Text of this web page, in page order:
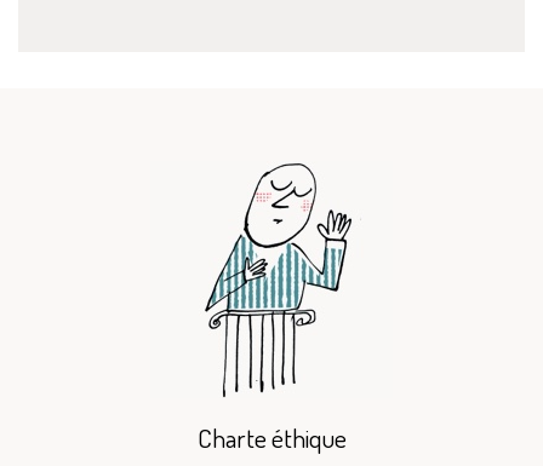
Charte éthique